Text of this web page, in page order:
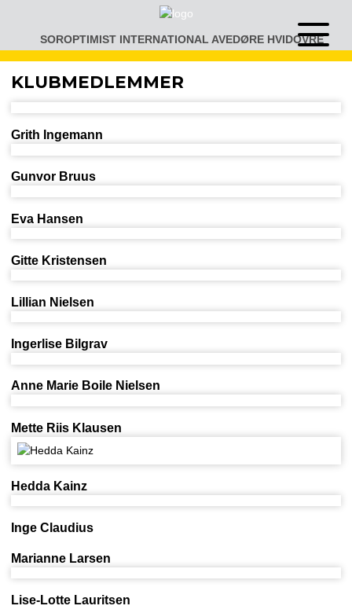
SOROPTIMIST INTERNATIONAL AVEDØRE HVIDOVRE
Åben
eller
luk
KLUBMEDLEMMER
Grith Ingemann
Gunvor Bruus
Eva Hansen
Gitte Kristensen
Lillian Nielsen
Ingerlise Bilgrav
Anne Marie Boile Nielsen
Mette Riis Klausen
Hedda Kainz
Inge Claudius
Marianne Larsen
Lise-Lotte Lauritsen